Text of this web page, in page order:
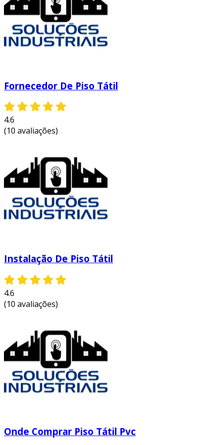
contribui para a segurança e a autonomia das
pessoas com deficiência visual, promovendo um
efeito positivo na qualidade de vida e facilitando
a mobilidade. além disso, sua presença em
os benefícios do piso táctil incluem:
aumento da segurança:
perigos, minimizando o risco de acidentes.
um meio eficiente para que pessoas com
deficiência visual se orientem em
diferentes ambientes.
inclusão social:demonstra o
comprometimento de empresas e
valorização do espaço:
de pisos acessíveis pode aumentar a
locais públicos.
piso táctil é uma ferramenta essencial para a
promoção da acessibilidade e inclusão social.
isso fortalece a ideia de um ambiente mais
justo e igualitário para todos.
entre em contato e solicite um orçamento
Fornecedor De Piso Tátil
4.6
(10 avaliações)
Instalação De Piso Tátil
4.6
(10 avaliações)
Onde Comprar Piso Tátil Pvc